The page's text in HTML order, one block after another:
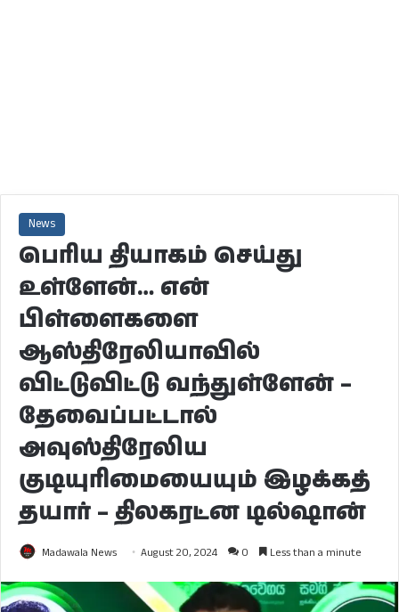
News
பெரிய தியாகம் செய்து
உள்ளேன்… என்
பிள்ளைகளை
ஆஸ்திரேலியாவில்
விட்டுவிட்டு வந்துள்ளேன் –
தேவைப்பட்டால்
அவுஸ்திரேலிய
குடியுரிமையையும் இழக்கத்
தயார் – திலகரட்ன டில்ஷான்
Madawala News August 20, 2024 0 Less than a minute